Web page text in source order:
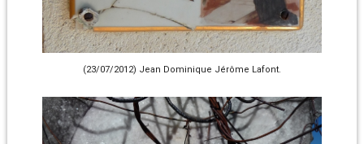
(23/07/2012) Jean Dominique Jérôme Lafont.